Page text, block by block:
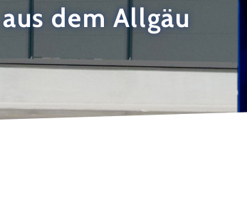
dem Allgäu